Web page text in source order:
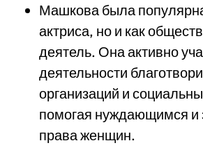
Машкова была
актриса, но и как
деятель. Она активно
деятельности
организаций и
помогая нуждающимся
права женщин.